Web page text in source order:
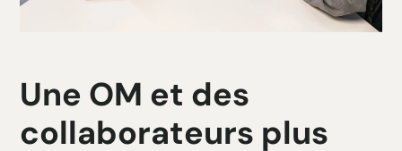
Une OM et des
collaborateurs plus